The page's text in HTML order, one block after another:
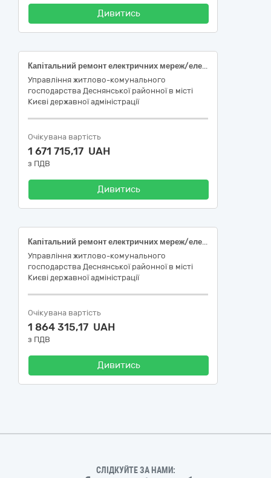
Дивитись
Капітальний ремонт електричних мереж/електрощитових (підготовка до опалювального сезону та заходи з енергозбереження) житлового будинку за адресою: вул. Оноре де Бальзака, 92 Деснянського району міста Києва
Управління житлово-комунального
господарства Деснянської районної в місті
Києві державної адміністрації
Очікувана вартість
1 671 715,17 UAH
з ПДВ
Дивитись
Капітальний ремонт електричних мереж/електрощитових (підготовка до опалювального сезону та заходи з енергозбереження) житлового будинку за адресою: вул. Оноре де Бальзака, 63 Деснянського району міста Києва
Управління житлово-комунального
господарства Деснянської районної в місті
Києві державної адміністрації
Очікувана вартість
1 864 315,17 UAH
з ПДВ
Дивитись
СЛІДКУЙТЕ ЗА НАМИ: